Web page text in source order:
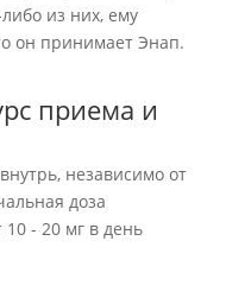
из них, ему
он принимает Энап.
приема и
независимо от
доза
10 - 20 мг в день